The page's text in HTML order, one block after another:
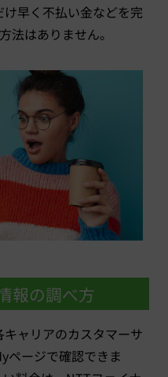
早く不払い金などを完
法はありません。
報の調べ方
ャリアのカスタマーサ
ページで確認できま